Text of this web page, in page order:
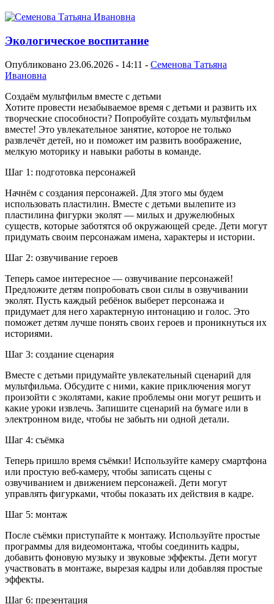
Экологическое воспитание
Опубликовано 23.06.2026 - 14:11 - Семенова Татьяна
Ивановна
Создаём мультфильм вместе с детьми
Хотите провести незабываемое время с детьми и развить их
творческие способности? Попробуйте создать мультфильм
вместе! Это увлекательное занятие, которое не только
развлечёт детей, но и поможет им развить воображение,
мелкую моторику и навыки работы в команде.
Шаг 1: подготовка персонажей
Начнём с создания персонажей. Для этого мы будем
использовать пластилин. Вместе с детьми вылепите из
пластилина фигурки эколят — милых и дружелюбных
существ, которые заботятся об окружающей среде. Дети могут
придумать своим персонажам имена, характеры и истории.
Шаг 2: озвучивание героев
Теперь самое интересное — озвучивание персонажей!
Предложите детям попробовать свои силы в озвучивании
эколят. Пусть каждый ребёнок выберет персонажа и
придумает для него характерную интонацию и голос. Это
поможет детям лучше понять своих героев и проникнуться их
историями.
Шаг 3: создание сценария
Вместе с детьми придумайте увлекательный сценарий для
мультфильма. Обсудите с ними, какие приключения могут
произойти с эколятами, какие проблемы они могут решить и
какие уроки извлечь. Запишите сценарий на бумаге или в
электронном виде, чтобы не забыть ни одной детали.
Шаг 4: съёмка
Теперь пришло время съёмки! Используйте камеру смартфона
или простую веб-камеру, чтобы записать сцены с
озвучиванием и движением персонажей. Дети могут
управлять фигурками, чтобы показать их действия в кадре.
Шаг 5: монтаж
После съёмки приступайте к монтажу. Используйте простые
программы для видеомонтажа, чтобы соединить кадры,
добавить фоновую музыку и звуковые эффекты. Дети могут
участвовать в монтаже, вырезая кадры или добавляя простые
эффекты.
Шаг 6: презентация